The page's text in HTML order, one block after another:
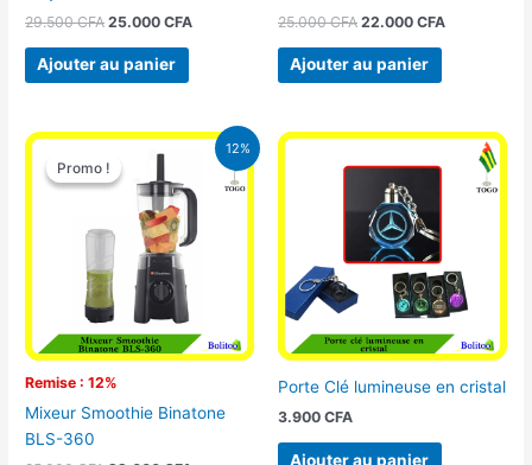
29.500CFA 25.000CFA
Ajouter au panier
25.000CFA 22.000 CFA
Ajouter au panier
12%
Promo !
Remise : 12%
Promo !
Mixeur Smoothie Binatone
BLS-360
Le
prix
initial
était :
25.000 CFA.
Le
prix
actuel
est :
Porte Clé lumineuse en cristal
3.900 CFA
Ajouter au panier